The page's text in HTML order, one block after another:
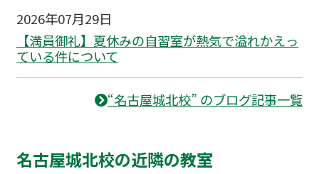
2026年07月29日
【満員御礼】夏休みの自習室が熱気で溢れかえっ
ている件について
“名古屋城北校” のブログ記事一覧
名古屋城北校の近隣の教室